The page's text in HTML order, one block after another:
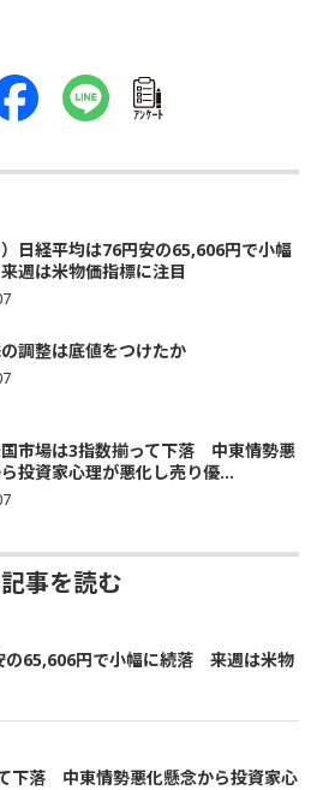
ｱﾝｹｰﾄ
）日経平均は76円安の65,606円で小幅
週は米物価指標に注目
調整は底値をつけたか
国市場は3指数揃って下落 中東情勢悪
投資家心理が悪化し売り優...
事を読む
の65,606円で小幅に続落 来週は米物
下落 中東情勢悪化懸念から投資家心